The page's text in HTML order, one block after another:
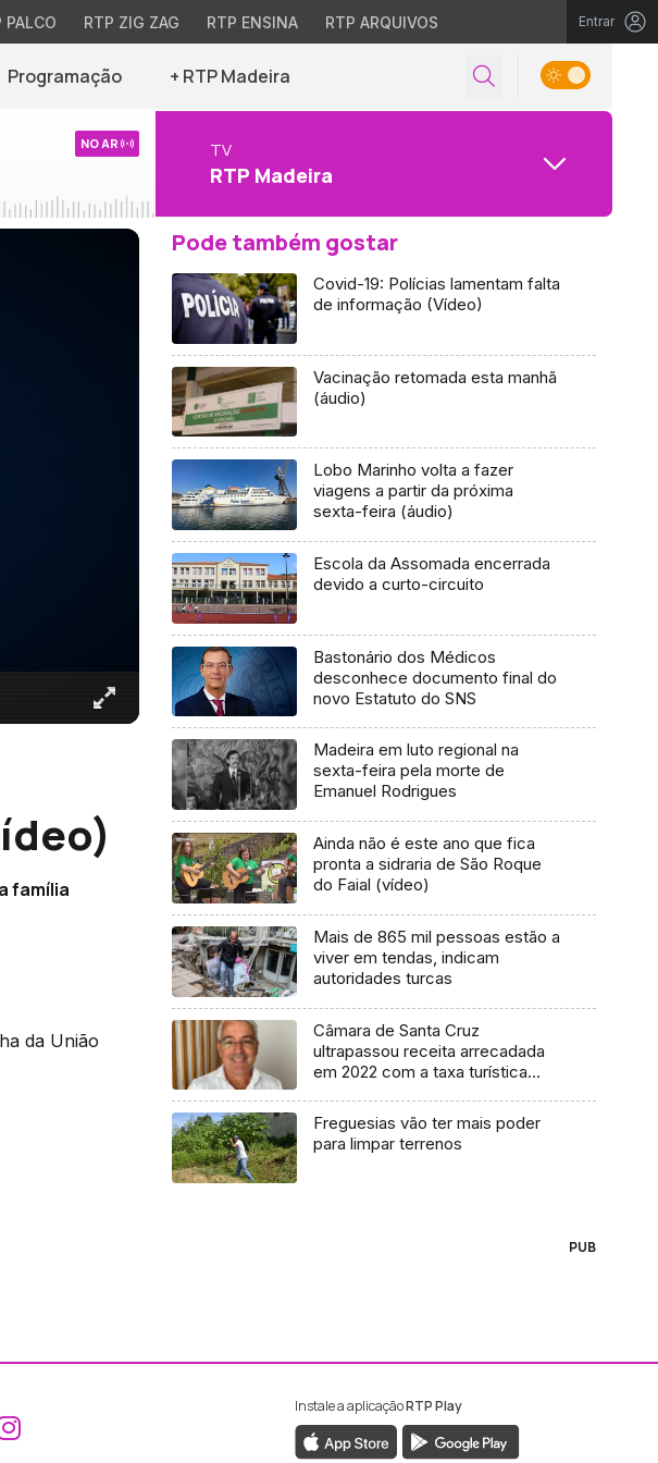
PALCO RTP ZIG ZAG RTP ENSINA RTP ARQUIVOS Entrar
Programação + RTP Madeira
NO AR TV
RTP Madeira
família
da União
Pode também gostar
Covid-19: Polícias lamentam falta
de informação (Vídeo)
Vacinação retomada esta manhã
(áudio)
Lobo Marinho volta a fazer
viagens a partir da próxima
sexta-feira (áudio)
Escola da Assomada encerrada
devido a curto-circuito
Bastonário dos Médicos
desconhece documento final do
novo Estatuto do SNS
Madeira em luto regional na
sexta-feira pela morte de
Emanuel Rodrigues
Ainda não é este ano que fica
pronta a sidraria de São Roque
do Faial (vídeo)
Mais de 865 mil pessoas estão a
viver em tendas, indicam
autoridades turcas
Câmara de Santa Cruz
ultrapassou receita arrecadada
em 2022 com a taxa turística
Freguesias vão ter mais poder
para limpar terrenos
PUB
ao Facebook da RTP Madeira
Aceder ao Instagram da RTP Madeira
Instale a aplicaçãoRTP Play